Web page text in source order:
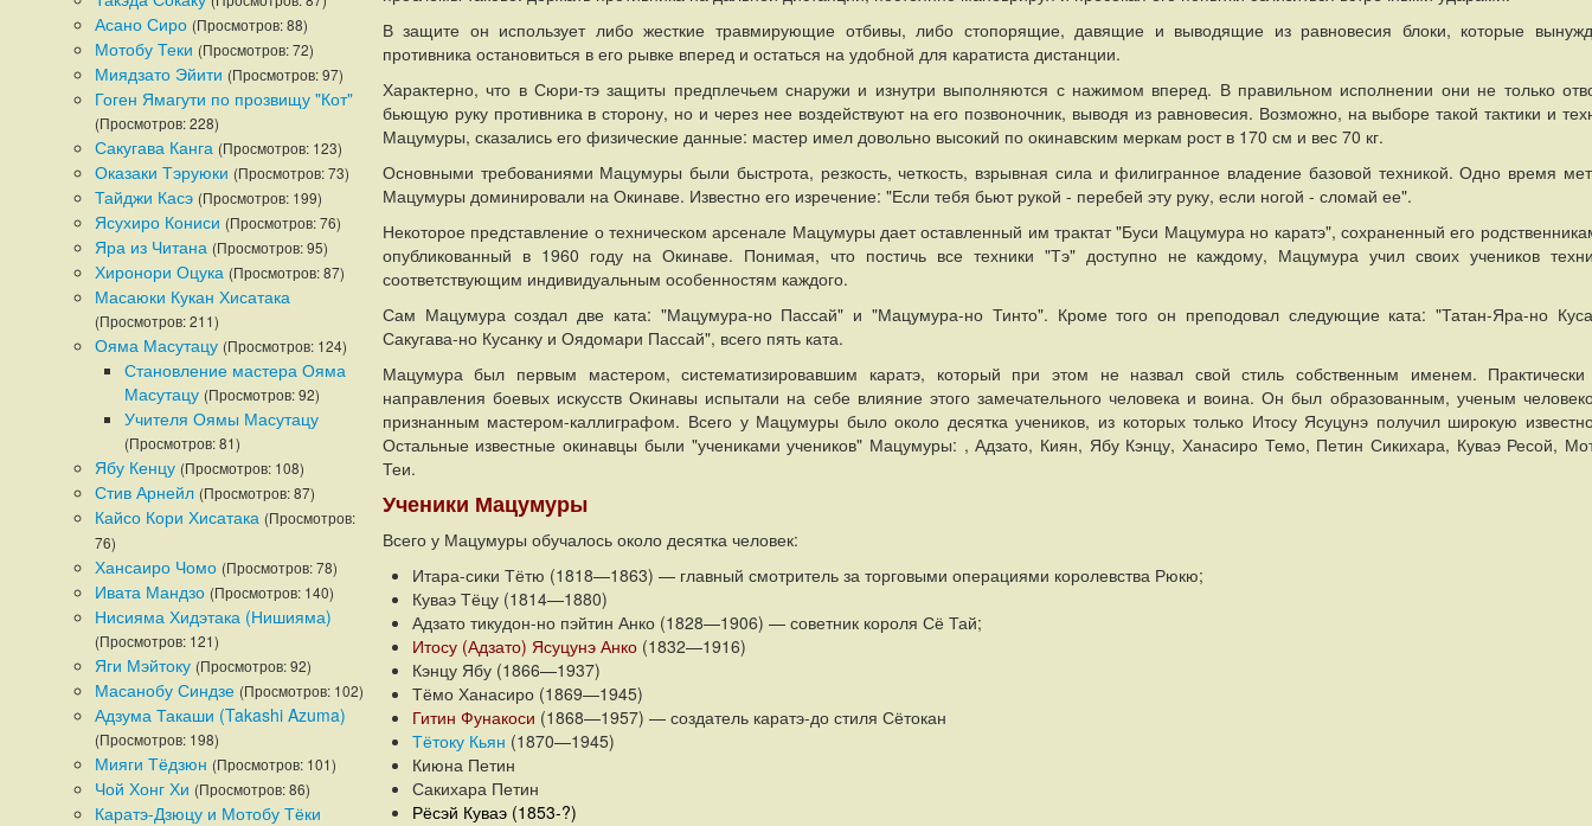
Асано Сиро (Просмотров: 88)
Мотобу Теки (Просмотров: 72)
Миядзато Эйити (Просмотров: 97)
Гоген Ямагути по прозвищу "Кот"
(Просмотров: 228)
Сакугава Канга (Просмотров: 123)
Оказаки Тэруюки (Просмотров: 73)
Тайджи Касэ (Просмотров: 199)
Ясухиро Кониси (Просмотров: 76)
Яра из Читана (Просмотров: 95)
Хиронори Оцука (Просмотров: 87)
Масаюки Кукан Хисатака
(Просмотров: 211)
Ояма Масутацу (Просмотров: 124)
Становление мастера Ояма
Масутацу (Просмотров: 92)
Учителя Оямы Масутацу
(Просмотров: 81)
Ябу Кенцу (Просмотров: 108)
Стив Арнейл (Просмотров: 87)
Кайсо Кори Хисатака (Просмотров:
76)
Хансаиро Чомо (Просмотров: 78)
Ивата Мандзо (Просмотров: 140)
Нисияма Хидэтака (Нишияма)
(Просмотров: 121)
Яги Мэйтоку (Просмотров: 92)
Масанобу Синдзе (Просмотров: 102)
Адзума Такаши (Takashi Azuma)
(Просмотров: 198)
Мияги Тёдзюн (Просмотров: 101)
Чой Хонг Хи (Просмотров: 86)
Каратэ-Дзюцу и Мотобу Тёки
В защите он использует либо жесткие травмирующие отбивы, либо стопорящие, давящие и выводящие из равновесия блоки, которые
противника остановиться в его рывке вперед и остаться на удобной для каратиста дистанции.
Характерно, что в Сюри-тэ защиты предплечьем снаружи и изнутри выполняются с нажимом вперед. В правильном исполнении они не только
бьющую руку противника в сторону, но и через нее воздействуют на его позвоночник, выводя из равновесия. Возможно, на выборе такой тактики и
Мацумуры, сказались его физические данные: мастер имел довольно высокий по окинавским меркам рост в 170 см и вес 70 кг.
Основными требованиями Мацумуры были быстрота, резкость, четкость, взрывная сила и филигранное владение базовой техникой. Одно время
Мацумуры доминировали на Окинаве. Известно его изречение: "Если тебя бьют рукой - перебей эту руку, если ногой - сломай ее".
Некоторое представление о техническом арсенале Мацумуры дает оставленный им трактат "Буси Мацумура но каратэ", сохраненный его
опубликованный в 1960 году на Окинаве. Понимая, что постичь все техники "Тэ" доступно не каждому, Мацумура учил своих учеников
соответствующим индивидуальным особенностям каждого.
Сам Мацумура создал две ката: "Мацумура-но Пассай" и "Мацумура-но Тинто". Кроме того он преподовал следующие ката: "Татан-Яра-но
Сакугава-но Кусанку и Оядомари Пассай", всего пять ката.
Мацумура был первым мастером, систематизировавшим каратэ, который при этом не назвал свой стиль собственным именем. Практически
направления боевых искусств Окинавы испытали на себе влияние этого замечательного человека и воина. Он был образованным, ученым
признанным мастером-каллиграфом. Всего у Мацумуры было около десятка учеников, из которых только Итосу Ясуцунэ получил широкую
Остальные известные окинавцы были "учениками учеников" Мацумуры: , Адзато, Киян, Ябу Кэнцу, Ханасиро Темо, Петин Сикихара, Куваэ Ресой,
Теи.
Ученики Мацумуры
Всего у Мацумуры обучалось около десятка человек:
Итара-сики Тётю (1818—1863) — главный смотритель за торговыми операциями королевства Рюкю;
Куваэ Тёцу (1814—1880)
Адзато тикудон-но пэйтин Анко (1828—1906) — советник короля Сё Тай;
Итосу (Адзато) Ясуцунэ Анко(1832—1916)
Кэнцу Ябу (1866—1937)
Тёмо Ханасиро (1869—1945)
Гитин Фунакоси (1868—1957) — создатель каратэ-до стиля Сётокан
Тётоку Кьян (1870—1945)
Киюна Петин
Сакихара Петин
Рёсэй Куваэ (1853-?)